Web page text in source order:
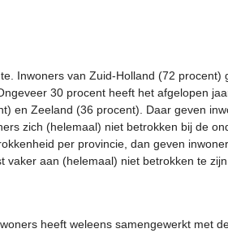
Inwoners van Zuid-Holland (72
30 procent heeft het afgelopen
en Zeeland (36 procent). Daar geven
zich (helemaal) niet betrokken bij de
per provincie, dan geven
aan (helemaal) niet betrokken te
heeft weleens samengewerkt met